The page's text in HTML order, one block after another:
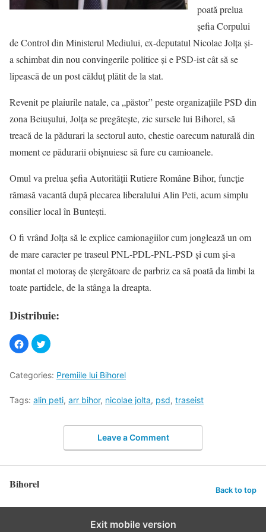
poată prelua
şefia Corpului
de Control din Ministerul Mediului, ex-deputatul Nicolae Jolţa şi-
a schimbat din nou convingerile politice şi e PSD-ist cât să se
lipească de un post călduţ plătit de la stat.
Revenit pe plaiurile natale, ca „păstor” peste organizaţiile PSD din
zona Beiuşului, Jolţa se pregăteşte, zic sursele lui Bihorel, să
treacă de la pădurari la sectorul auto, chestie oarecum naturală din
moment ce pădurarii obişnuiesc să fure cu camioanele.
Omul va prelua şefia Autorităţii Rutiere Române Bihor, funcţie
rămasă vacantă după plecarea liberalului Alin Peti, acum simplu
consilier local în Bunteşti.
O fi vrând Jolţa să le explice camionagiilor cum jonglează un om
de mare caracter pe traseul PNL-PDL-PNL-PSD şi cum şi-a
montat el motoraş de ştergătoare de parbriz ca să poată da limbi la
toate partidele, de la stânga la dreapta.
Distribuie:
Categories: Premiile lui Bihorel
Tags: alin peti, arr bihor, nicolae jolta, psd, traseist
Leave a Comment
Bihorel Back to top
Exit mobile version